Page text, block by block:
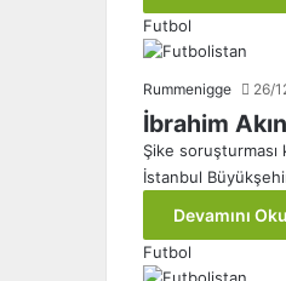
Futbol
Rummenigge 26/
İbrahim
Şike soruşturması
İstanbul
Devamını
Futbol